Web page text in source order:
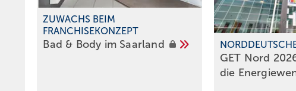
ZUWACHS BEIM
FRANCHISEKONZEPT
Bad & Body im Saarland
GET Nord
die